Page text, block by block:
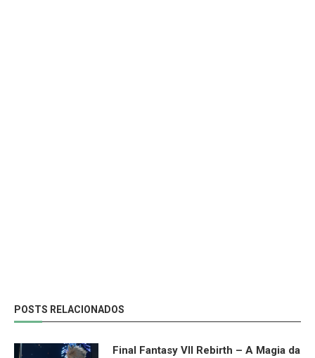
POSTS RELACIONADOS
Final Fantasy VII Rebirth – A Magia da